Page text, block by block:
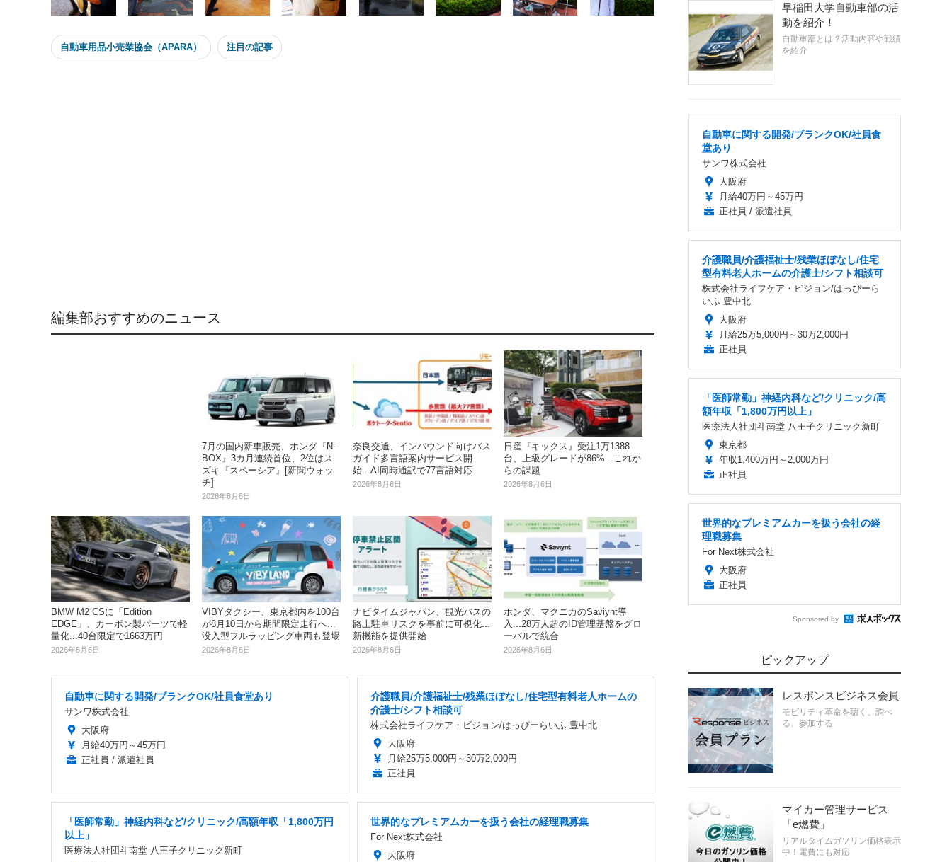
自動車用品小売業協会（APARA） 注目の記事
編集部おすすめのニュース
7月の国内新車販売、ホンダ『N-
BOX』3カ月連続首位、2位はス
ズキ『スペーシア』[新聞ウォッ
チ]
2026年8月6日
奈良交通、インバウンド向けバス
ガイド多言語案内サービス開
始...AI同時通訳で77言語対応
2026年8月6日
日産『キックス』受注1万1388
台、上級グレードが86%...これか
らの課題
2026年8月6日
BMW M2 CSに「Edition
EDGE」、カーボン製パーツで軽
量化...40台限定で1663万円
2026年8月6日
VIBYタクシー、東京都内を100台
が8月10日から期間限定走行へ...
没入型フルラッピング車両も登場
2026年8月6日
ナビタイムジャパン、観光バスの
路上駐車リスクを事前に可視化...
新機能を提供開始
2026年8月6日
ホンダ、マクニカのSaviynt導
入...28万人超のID管理基盤をグロ
ーバルで統合
2026年8月6日
自動車に関する開発/ブランクOK/社員食堂あり
サンワ株式会社
大阪府
月給40万円～45万円
正社員 / 派遣社員
介護職員/介護福祉士/残業ほぼなし/住宅型有料老人ホームの
介護士/シフト相談可
株式会社ライフケア・ビジョン/はっぴーらいふ 豊中北
大阪府
月給25万5,000円～30万2,000円
正社員
「医師常勤」神経内科など/クリニック/高額年収「1,800万円
以上」
医療法人社団斗南堂 八王子クリニック新町
世界的なプレミアムカーを扱う会社の経理職募集
For Next株式会社
大阪府
早稲田大学自動車部の活
動を紹介！
自動車部とは？活動内容や戦績
を紹介
自動車に関する開発/ブランクOK/社員食
堂あり
サンワ株式会社
大阪府
月給40万円～45万円
正社員 / 派遣社員
介護職員/介護福祉士/残業ほぼなし/住宅
型有料老人ホームの介護士/シフト相談可
株式会社ライフケア・ビジョン/はっぴーら
いふ 豊中北
大阪府
月給25万5,000円～30万2,000円
正社員
「医師常勤」神経内科など/クリニック/高
額年収「1,800万円以上」
医療法人社団斗南堂 八王子クリニック新町
東京都
年収1,400万円～2,000万円
正社員
世界的なプレミアムカーを扱う会社の経
理職募集
For Next株式会社
大阪府
正社員
Sponsored by
ピックアップ
レスポンスビジネス会員
モビリティ革命を聴く、調べ
る、参加する
マイカー管理サービス
「e燃費」
リアルタイムガソリン価格表示
中！電費にも対応